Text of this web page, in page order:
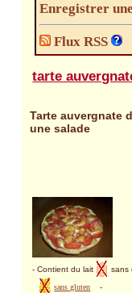
Enregistrer
Flux RSS
tarte
Tarte auvergnate
une salade
- Contient du lait
sans
sans gluten
-